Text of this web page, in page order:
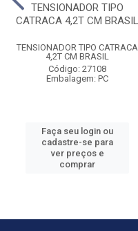
TENSIONADOR TIPO
CATRACA 4,2T CM BRASIL
TENSIONADOR TIPO CATRACA
4,2T CM BRASIL
Código: 27108
Embalagem: PC
Faça seu login ou
cadastre-se para
ver preços e
comprar